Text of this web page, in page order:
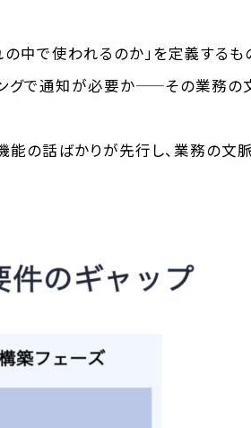
中で使われるのか」を定義するも
グで通知が必要か——その業務の
能の話ばかりが先行し、業務の